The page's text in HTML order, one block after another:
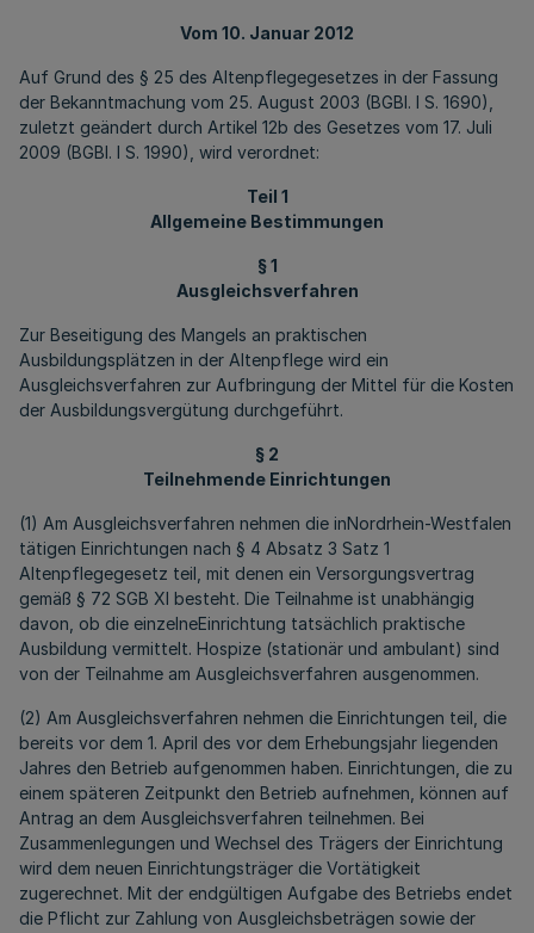
Vom 10. Januar 2012
Auf Grund des § 25 des Altenpflegegesetzes in der Fassung
der Bekanntmachung vom 25. August 2003 (BGBl. I S. 1690),
zuletzt geändert durch Artikel 12b des Gesetzes vom 17. Juli
2009 (BGBl. I S. 1990), wird verordnet:
Teil 1
Allgemeine Bestimmungen
§ 1
Ausgleichsverfahren
Zur Beseitigung des Mangels an praktischen
Ausbildungsplätzen in der Altenpflege wird ein
Ausgleichsverfahren zur Aufbringung der Mittel für die Kosten
der Ausbildungsvergütung durchgeführt.
§ 2
Teilnehmende Einrichtungen
(1) Am Ausgleichsverfahren nehmen die inNordrhein-Westfalen
tätigen Einrichtungen nach § 4 Absatz 3 Satz 1
Altenpflegegesetz teil, mit denen ein Versorgungsvertrag
gemäß § 72 SGB XI besteht. Die Teilnahme ist unabhängig
davon, ob die einzelneEinrichtung tatsächlich praktische
Ausbildung vermittelt. Hospize (stationär und ambulant) sind
von der Teilnahme am Ausgleichsverfahren ausgenommen.
(2) Am Ausgleichsverfahren nehmen die Einrichtungen teil, die
bereits vor dem 1. April des vor dem Erhebungsjahr liegenden
Jahres den Betrieb aufgenommen haben. Einrichtungen, die zu
einem späteren Zeitpunkt den Betrieb aufnehmen, können auf
Antrag an dem Ausgleichsverfahren teilnehmen. Bei
Zusammenlegungen und Wechsel des Trägers der Einrichtung
wird dem neuen Einrichtungsträger die Vortätigkeit
zugerechnet. Mit der endgültigen Aufgabe des Betriebs endet
die Pflicht zur Zahlung von Ausgleichsbeträgen sowie der